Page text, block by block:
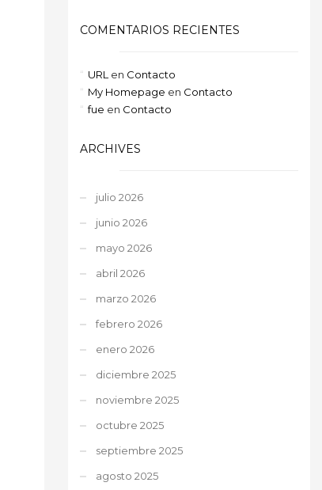
COMENTARIOS RECIENTES
URL en Contacto
My Homepage en Contacto
fue en Contacto
ARCHIVES
julio 2026
junio 2026
mayo 2026
abril 2026
marzo 2026
febrero 2026
enero 2026
diciembre 2025
noviembre 2025
octubre 2025
septiembre 2025
agosto 2025